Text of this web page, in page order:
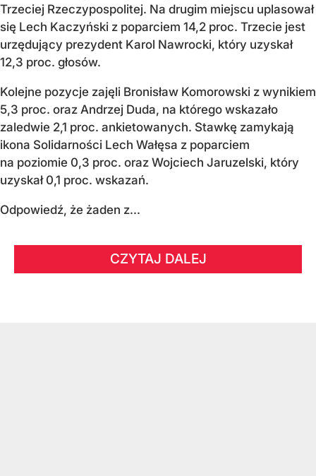
Trzeciej Rzeczypospolitej. Na drugim miejscu uplasował
się Lech Kaczyński z poparciem 14,2 proc. Trzecie jest
urzędujący prezydent Karol Nawrocki, który uzyskał
12,3 proc. głosów.
Kolejne pozycje zajęli Bronisław Komorowski z wynikiem
5,3 proc. oraz Andrzej Duda, na którego wskazało
zaledwie 2,1 proc. ankietowanych. Stawkę zamykają
ikona Solidarności Lech Wałęsa z poparciem
na poziomie 0,3 proc. oraz Wojciech Jaruzelski, który
uzyskał 0,1 proc. wskazań.
Odpowiedź, że żaden z...
CZYTAJ DALEJ